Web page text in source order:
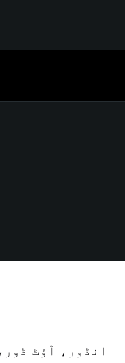
3. انڈور، آؤٹ